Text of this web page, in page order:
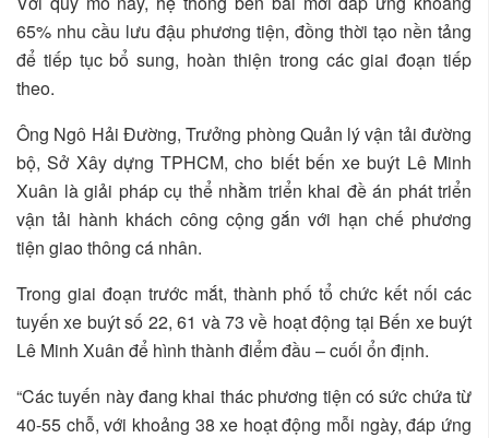
65% nhu cầu lưu đậu phương tiện, đồng thời tạo nền tảng
để tiếp tục bổ sung, hoàn thiện trong các giai đoạn tiếp
theo.
Ông Ngô Hải Đường, Trưởng phòng Quản lý vận tải đường
bộ, Sở Xây dựng TPHCM, cho biết bến xe buýt Lê Minh
Xuân là giải pháp cụ thể nhằm triển khai đề án phát triển
vận tải hành khách công cộng gắn với hạn chế phương
tiện giao thông cá nhân.
Trong giai đoạn trước mắt, thành phố tổ chức kết nối các
tuyến xe buýt số 22, 61 và 73 về hoạt động tại Bến xe buýt
Lê Minh Xuân để hình thành điểm đầu – cuối ổn định.
“Các tuyến này đang khai thác phương tiện có sức chứa từ
40-55 chỗ, với khoảng 38 xe hoạt động mỗi ngày, đáp ứng